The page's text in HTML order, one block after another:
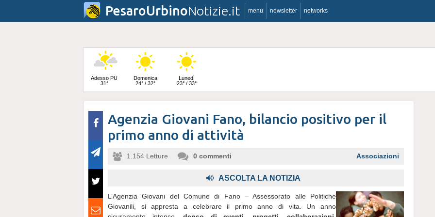
PesaroUrbinoNotizie.it menu newsletter networks
Adesso PU
31°
Domenica
24° / 32°
Lunedì
23° / 33°
Martedì
25° / 34°
Agenzia Giovani Fano, bilancio positivo per il
primo anno di attività
1.154 Letture 0 commenti Associazioni
ASCOLTA LA NOTIZIA
L’Agenzia Giovani del Comune di Fano – Assessorato alle Politiche
Giovanili, si appresta a celebrare il primo anno di vita. Un anno